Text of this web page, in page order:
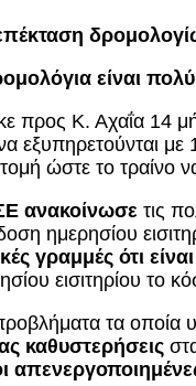
είναι
προς Κ. Αχαΐα 14
εξυπηρετούνται
ώστε το τραίνο
ανακοίνωσε τις
ημερησίου
γραμμές ότι
εισιτηρίου το
τα οποία
καθυστερήσεις